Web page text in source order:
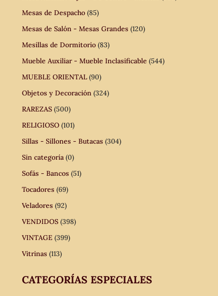
Mesas de Despacho (85)
Mesas de Salón - Mesas Grandes (120)
Mesillas de Dormitorio (83)
Mueble Auxiliar - Mueble Inclasificable (544)
MUEBLE ORIENTAL (90)
Objetos y Decoración (324)
RAREZAS (500)
RELIGIOSO (101)
Sillas - Sillones - Butacas (304)
Sin categoría (0)
Sofás - Bancos (51)
Tocadores (69)
Veladores (92)
VENDIDOS (398)
VINTAGE (399)
Vitrinas (113)
CATEGORÍAS ESPECIALES